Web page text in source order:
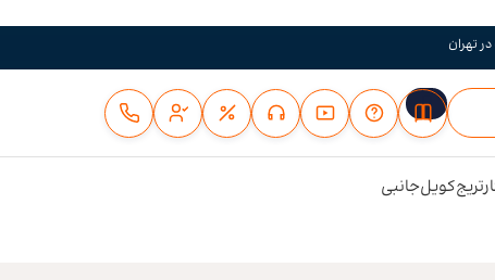
کویلجانبی